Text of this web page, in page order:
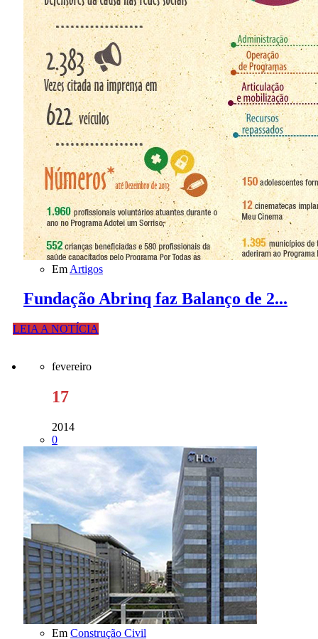
Em Artigos
Fundação Abrinq faz Balanço de 2...
LEIA A NOTÍCIA
fevereiro
17
2014
0
Em Construção Civil